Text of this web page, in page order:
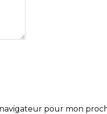
pour mon